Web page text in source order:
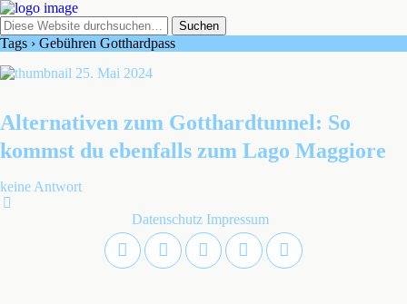
Tags › Gebühren Gotthardpass
25. Mai 2024
Alternativen zum Gotthardtunnel: So
kommst du ebenfalls zum Lago Maggiore
keine Antwort
Datenschutz Impressum